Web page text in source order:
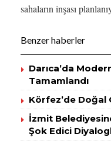
sahaların inşası
Benzer haberler
Darıca’da
Tamamlandı
Körfez’de Doğal
İzmit
Şok Edici